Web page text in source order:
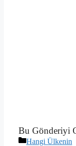
Bu Gönderiyi
Kategoriler
Hangi Ülkenin